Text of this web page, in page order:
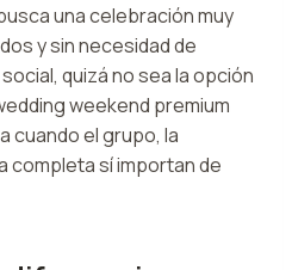
una celebración muy
y sin necesidad de
quizá no sea la opción
weekend premium
cuando el grupo, la
completa sí importan de